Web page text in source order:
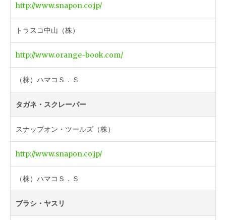
http://www.snapon.co.jp/
トラスコ中山（株）
http://www.orange-book.com/
（株）ハマコＳ．Ｓ
タガネ・スクレーパー
スナップオン・ツールズ（株）
http://www.snapon.co.jp/
（株）ハマコＳ．Ｓ
ブラシ・ヤスリ